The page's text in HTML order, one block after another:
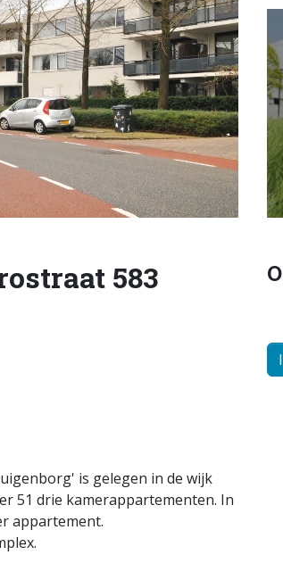
583
is gelegen in de wijk
51 drie kamerappartementen. In
appartement.